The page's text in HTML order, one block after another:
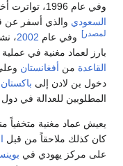
وفي عام 1996، تواترت أخبار علاقة بين
السعودي والذي أسفر عن قتل 19 أمريكيا وبين
لمصدر]
وفي عام 2002،
بارز لعماد مغنية في
القاعدة من أفغانستان
دخول بن لادن إلى باكستان
المطلوبين للعدالة في دول
كان كذلك ملاحقاً من قبل
على مركز يهودي في